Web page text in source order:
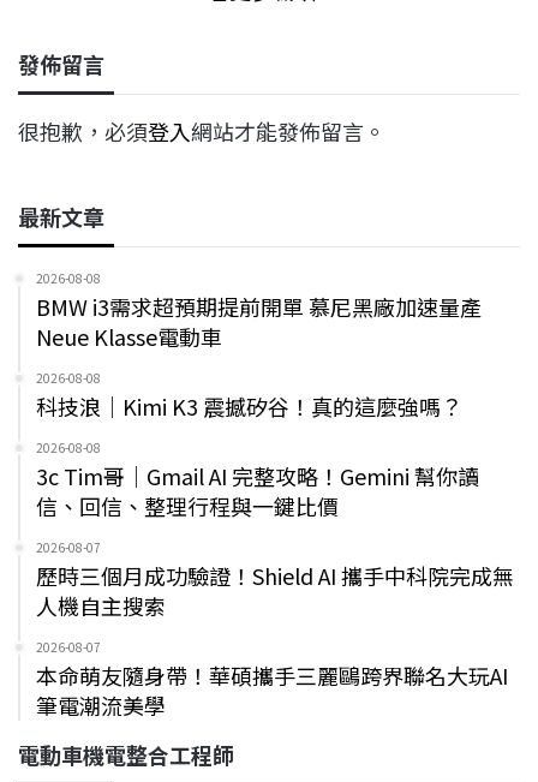
發佈留言
很抱歉，必須登入網站才能發佈留言。
最新文章
2026-08-08
BMW i3需求超預期提前開單 慕尼黑廠加速量產
Neue Klasse電動車
2026-08-08
科技浪｜Kimi K3 震撼矽谷！真的這麼強嗎？
2026-08-08
3c Tim哥｜Gmail AI 完整攻略！Gemini 幫你讀
信、回信、整理行程與一鍵比價
2026-08-07
歷時三個月成功驗證！Shield AI 攜手中科院完成無
人機自主搜索
2026-08-07
本命萌友隨身帶！華碩攜手三麗鷗跨界聯名大玩AI
筆電潮流美學
電動車機電整合工程師